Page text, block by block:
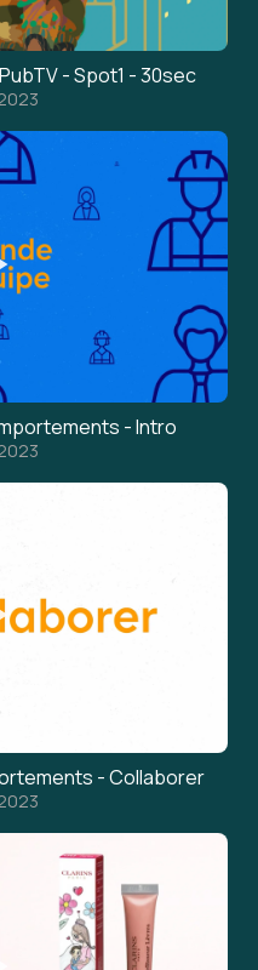
- Spot1 - 30sec
- Intro
- Collaborer